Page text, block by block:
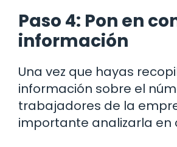
Paso 4: Pon en
información
Una vez que hayas
información sobre el
trabajadores de la
importante analizarla en